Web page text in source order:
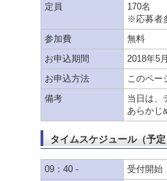
定員
170名
※応募者
参加費
無料
お申込期間
2018年5
お申込方法
このペー
備考
当日は、
あらかじ
タイムスケジュール（予定
09：40 -
受付開始